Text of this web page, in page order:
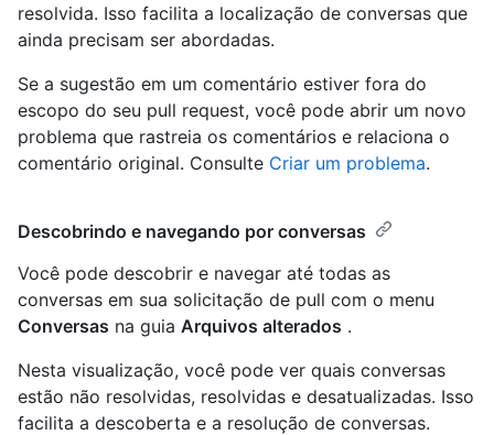
resolvida. Isso facilita a localização de conversas que
ainda precisam ser abordadas.
Se a sugestão em um comentário estiver fora do
escopo do seu pull request, você pode abrir um novo
problema que rastreia os comentários e relaciona o
comentário original. Consulte Criar um problema.
Descobrindo e navegando por conversas
Você pode descobrir e navegar até todas as
conversas em sua solicitação de pull com o menu
Conversas na guia Arquivos alterados .
Nesta visualização, você pode ver quais conversas
estão não resolvidas, resolvidas e desatualizadas. Isso
facilita a descoberta e a resolução de conversas.